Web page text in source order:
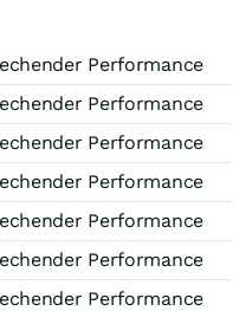
Performance
Performance
Performance
Performance
Performance
Performance
Performance